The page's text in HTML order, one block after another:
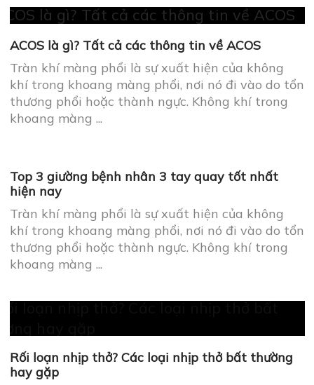
ACOS là gì? Tất cả các thông tin về ACOS
Tràn khí màng phổi là sự xuất hiện của không
khí trong khoang màng phổi, nơi nó đi vào do tổn
thương phổi hoặc thành ngực. Không khí trong
khoang màng ...
Top 3 giường bệnh nhân 3 tay quay tốt nhất
hiện nay
Tràn khí màng phổi là sự xuất hiện của không
khí trong khoang màng phổi, nơi nó đi vào do tổn
thương phổi hoặc thành ngực. Không khí trong
khoang màng ...
Rối loạn nhịp thở? Các loại nhịp thở bất thường
hay gặp